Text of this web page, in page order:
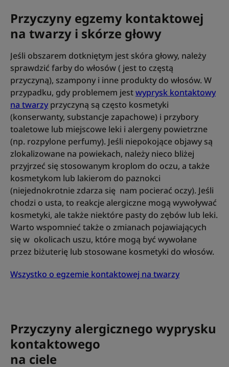
Przyczyny egzemy kontaktowej
na twarzy i skórze głowy
Jeśli obszarem dotkniętym jest skóra głowy, należy
sprawdzić farby do włosów ( jest to częstą
przyczyną), szampony i inne produkty do włosów. W
przypadku, gdy problemem jestwyprysk kontaktowy
na twarzyprzyczyną są często kosmetyki
(konserwanty, substancje zapachowe) i przybory
toaletowe lub miejscowe leki i alergeny powietrzne
(np. rozpylone perfumy). Jeśli niepokojące objawy są
zlokalizowane na powiekach, należy nieco bliżej
przyjrzeć się stosowanym kroplom do oczu, a także
kosmetykom lub lakierom do paznokci
(niejednokrotnie zdarza się nam pocierać oczy). Jeśli
chodzi o usta, to reakcje alergiczne mogą wywoływać
kosmetyki, ale także niektóre pasty do zębów lub leki.
Warto wspomnieć także o zmianach pojawiających
się w okolicach uszu, które mogą być wywołane
przez biżuterię lub stosowane kosmetyki do włosów.
Wszystko o egzemie kontaktowej na twarzy
Przyczyny alergicznego wyprysku
kontaktowego
na ciele